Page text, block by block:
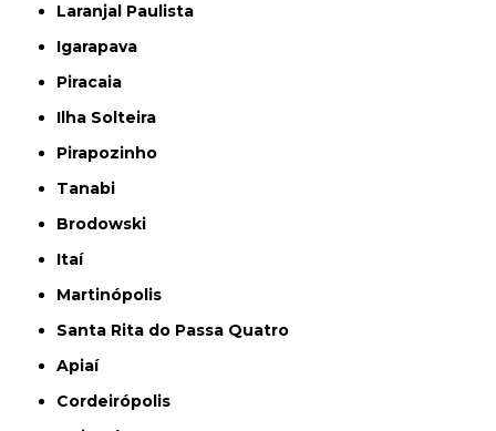
Laranjal Paulista
Igarapava
Piracaia
Ilha Solteira
Pirapozinho
Tanabi
Brodowski
Itaí
Martinópolis
Santa Rita do Passa Quatro
Apiaí
Cordeirópolis